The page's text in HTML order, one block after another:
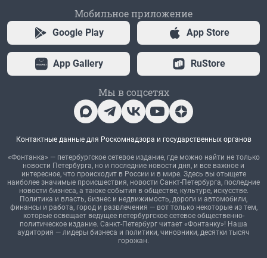
Мобильное приложение
Google Play App Store
App Gallery RuStore
Мы в соцсетях
Контактные данные для Роскомнадзора и государственных органов
«Фонтанка» — петербургское сетевое издание, где можно найти не только
новости Петербурга, но и последние новости дня, и все важное и
интересное, что происходит в России и в мире. Здесь вы отыщете
наиболее значимые происшествия, новости Санкт-Петербурга, последние
новости бизнеса, а также события в обществе, культуре, искусстве.
Политика и власть, бизнес и недвижимость, дороги и автомобили,
финансы и работа, город и развлечения — вот только некоторые из тем,
которые освещает ведущее петербургское сетевое общественно-
политическое издание. Санкт-Петербург читает «Фонтанку»! Наша
аудитория — лидеры бизнеса и политики, чиновники, десятки тысяч
горожан.